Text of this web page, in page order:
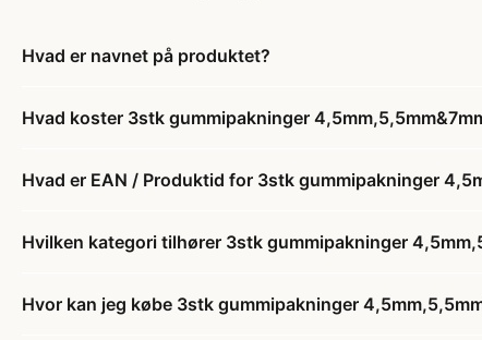
Hvad er navnet på produktet?
Hvad koster 3stk gummipakninger
Hvad er EAN / Produktid for 3stk gummipakninger
Hvilken kategori tilhører 3stk gummipakninger
Hvor kan jeg købe 3stk gummipakninger